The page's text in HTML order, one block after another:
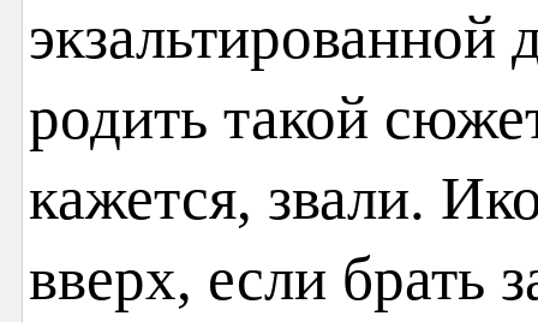
родить такой
кажется, звали.
вверх, если брать